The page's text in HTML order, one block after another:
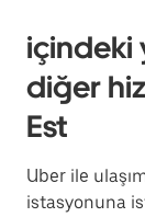
içindeki
diğer
Est
Uber ile
istasyonuna